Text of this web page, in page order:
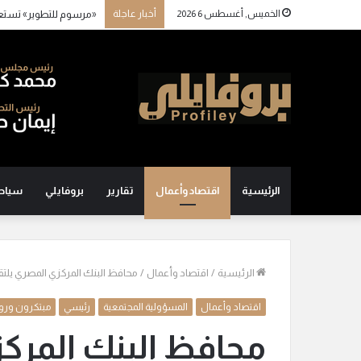
الخميس, أغسطس 6 2026 أخبار عاجلة «مرسوم للتطوير»
الرئيسية اقتصاد وأعمال تقارير بروفايلي
الرئيسية / اقتصاد وأعمال / محافظ البنك المركزي المصري
اقتصاد وأعمال المسؤولية المجتمعية رئيسي مبتكرون
محافظ البنك